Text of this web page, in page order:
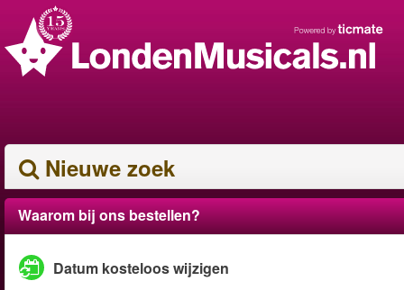
Nieuwe zoek
Waarom bij ons bestellen?
Datum kosteloos wijzigen